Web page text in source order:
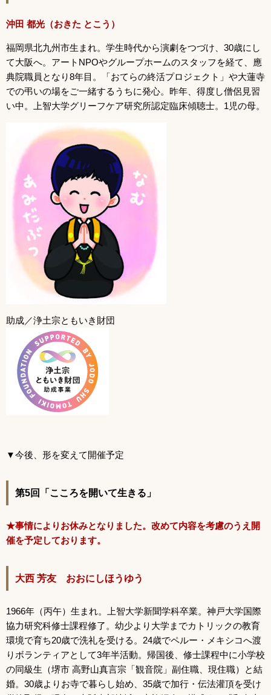
沖田 都光（おきた とこう）
福岡県北九州市生まれ。学生時代から演劇をつづけ、30歳にし
て大阪へ。アートNPOやグループホームのスタッフを経て、應
典院職員となり8年目。「おてらの終活プロジェクト」や大蓮寺
での弔いの場をご一緒するうちに発心。昨年、得度し僧侶見習
い中。上智大学グリーフケア研究所認定臨床傾聴士。1児の母。
助成／浄土宗ともいき財団
▼今後、形を変えて開催予定
第5回「こころを開いて生きる」
★事情によりお休みとなりました。改めて内容を考慮のうえ 開
催を予定しております。
大西 芳友 おおにしほうゆう
1966年（丙午）生まれ。上智大学新聞学科卒業。神戸大学国際
協力研究科修士課程修了。幼少より大学までカトリックの教育
環境で育ち20歳で洗礼を受ける。24歳でペルー・メキシコへ渡
りボランティアとして3年半活動。帰国後、修士課程中に小学校
の同級生（堺市 高野山真言宗「観音院」副住職、現住職）と結
婚。30歳よりお寺で暮らし始め、35歳で加行・伝法灌頂を受け